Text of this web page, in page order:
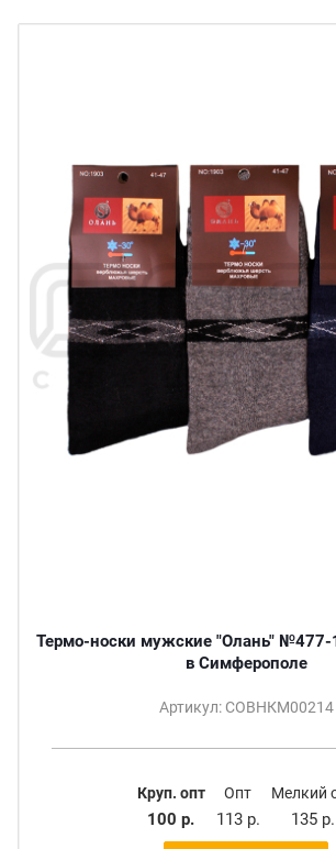
Термо-носки мужские "Олань" №477-
в Симферополе
Артикул: СОВНКМ00214
Круп. опт
100 р.
Опт
113 р.
Мелкий
135 р.